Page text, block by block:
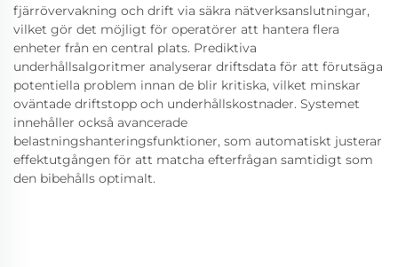
fjärrövervakning och drift via säkra nätverksanslutningar,
vilket gör det möjligt för operatörer att hantera flera
enheter från en central plats. Prediktiva
underhållsalgoritmer analyserar driftsdata för att förutsäga
potentiella problem innan de blir kritiska, vilket minskar
oväntade driftstopp och underhållskostnader. Systemet
innehåller också avancerade
belastningshanteringsfunktioner, som automatiskt justerar
effektutgången för att matcha efterfrågan samtidigt som
den bibehålls optimalt.